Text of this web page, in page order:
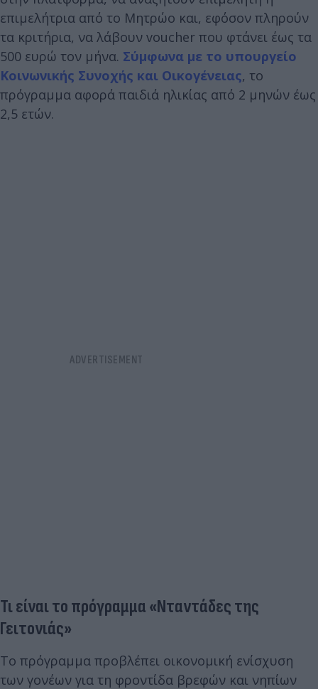
επιμελήτρια από το Μητρώο και, εφόσον πληρούν
τα κριτήρια, να λάβουν voucher που φτάνει έως τα
500 ευρώ τον μήνα. Σύμφωνα με το υπουργείο
Κοινωνικής Συνοχής και Οικογένειας, το
πρόγραμμα αφορά παιδιά ηλικίας από 2 μηνών έως
2,5 ετών.
Τι είναι το πρόγραμμα «Νταντάδες της
Γειτονιάς»
Το πρόγραμμα προβλέπει οικονομική ενίσχυση
των γονέων για τη φροντίδα βρεφών και νηπίων